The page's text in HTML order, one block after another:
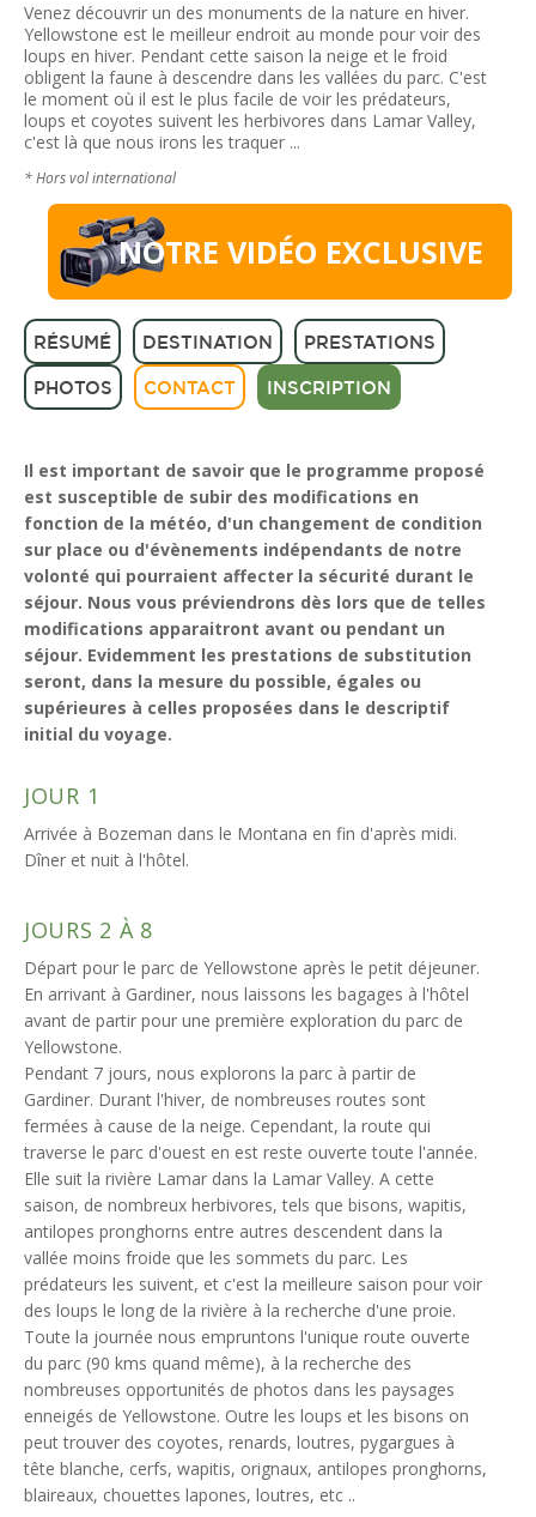
Venez découvrir un des monuments de la nature en hiver.
Yellowstone est le meilleur endroit au monde pour voir des
loups en hiver. Pendant cette saison la neige et le froid
obligent la faune à descendre dans les vallées du parc. C'est
le moment où il est le plus facile de voir les prédateurs,
loups et coyotes suivent les herbivores dans Lamar Valley,
c'est là que nous irons les traquer ...
* Hors vol international
NOTRE VIDÉO EXCLUSIVE
RÉSUMÉ DESTINATION PRESTATIONS
PHOTOS CONTACT INSCRIPTION
Il est important de savoir que le programme proposé
est susceptible de subir des modifications en
fonction de la météo, d'un changement de condition
sur place ou d'évènements indépendants de notre
volonté qui pourraient affecter la sécurité durant le
séjour. Nous vous préviendrons dès lors que de telles
modifications apparaitront avant ou pendant un
séjour. Evidemment les prestations de substitution
seront, dans la mesure du possible, égales ou
supérieures à celles proposées dans le descriptif
initial du voyage.
JOUR 1
Arrivée à Bozeman dans le Montana en fin d'après midi.
Dîner et nuit à l'hôtel.
JOURS 2 À 8
Départ pour le parc de Yellowstone après le petit déjeuner.
En arrivant à Gardiner, nous laissons les bagages à l'hôtel
avant de partir pour une première exploration du parc de
Yellowstone.
Pendant 7 jours, nous explorons la parc à partir de
Gardiner. Durant l'hiver, de nombreuses routes sont
fermées à cause de la neige. Cependant, la route qui
traverse le parc d'ouest en est reste ouverte toute l'année.
Elle suit la rivière Lamar dans la Lamar Valley. A cette
saison, de nombreux herbivores, tels que bisons, wapitis,
antilopes pronghorns entre autres descendent dans la
vallée moins froide que les sommets du parc. Les
prédateurs les suivent, et c'est la meilleure saison pour voir
des loups le long de la rivière à la recherche d'une proie.
Toute la journée nous empruntons l'unique route ouverte
du parc (90 kms quand même), à la recherche des
nombreuses opportunités de photos dans les paysages
enneigés de Yellowstone. Outre les loups et les bisons on
peut trouver des coyotes, renards, loutres, pygargues à
tête blanche, cerfs, wapitis, orignaux, antilopes pronghorns,
blaireaux, chouettes lapones, loutres, etc ..